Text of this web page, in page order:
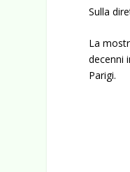
Sulla
La
decenni
Parigi.